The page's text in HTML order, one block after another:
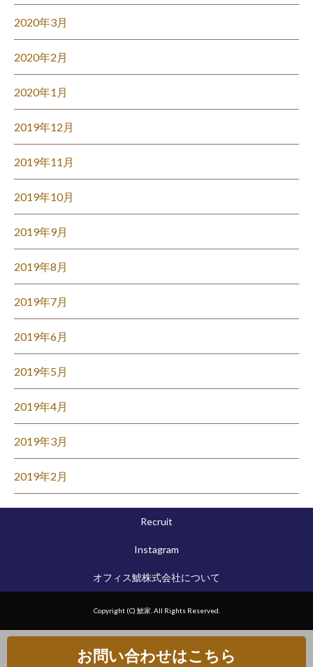
2020年3月
2020年2月
2020年1月
2019年12月
2019年11月
2019年10月
2019年9月
2019年8月
2019年7月
2019年6月
2019年5月
2019年4月
2019年3月
2019年2月
Recruit
Instagram
オフィス鯱株式会社について
Copyright (C) 鯱家. All Rights Reserved.
お問い合わせはこちら